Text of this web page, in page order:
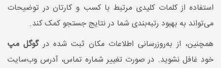
استفاده از کلمات کلیدی مرتبط با کسب و کارتان در توضیحات
می‌تواند به بهبود رتبه‌بندی شما در نتایج جستجو کمک کند.
همچنین، از به‌روزرسانی اطلاعات مکان ثبت شده درگوگل مپ
خود غافل نشوید. در صورت تغییر شماره تماس، آدرس وب‌سایت